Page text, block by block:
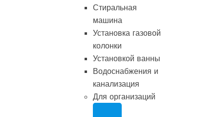
Стиральная
машина
Установка газовой
колонки
Установкой ванны
Водоснабжения и
канализация
Для организаций